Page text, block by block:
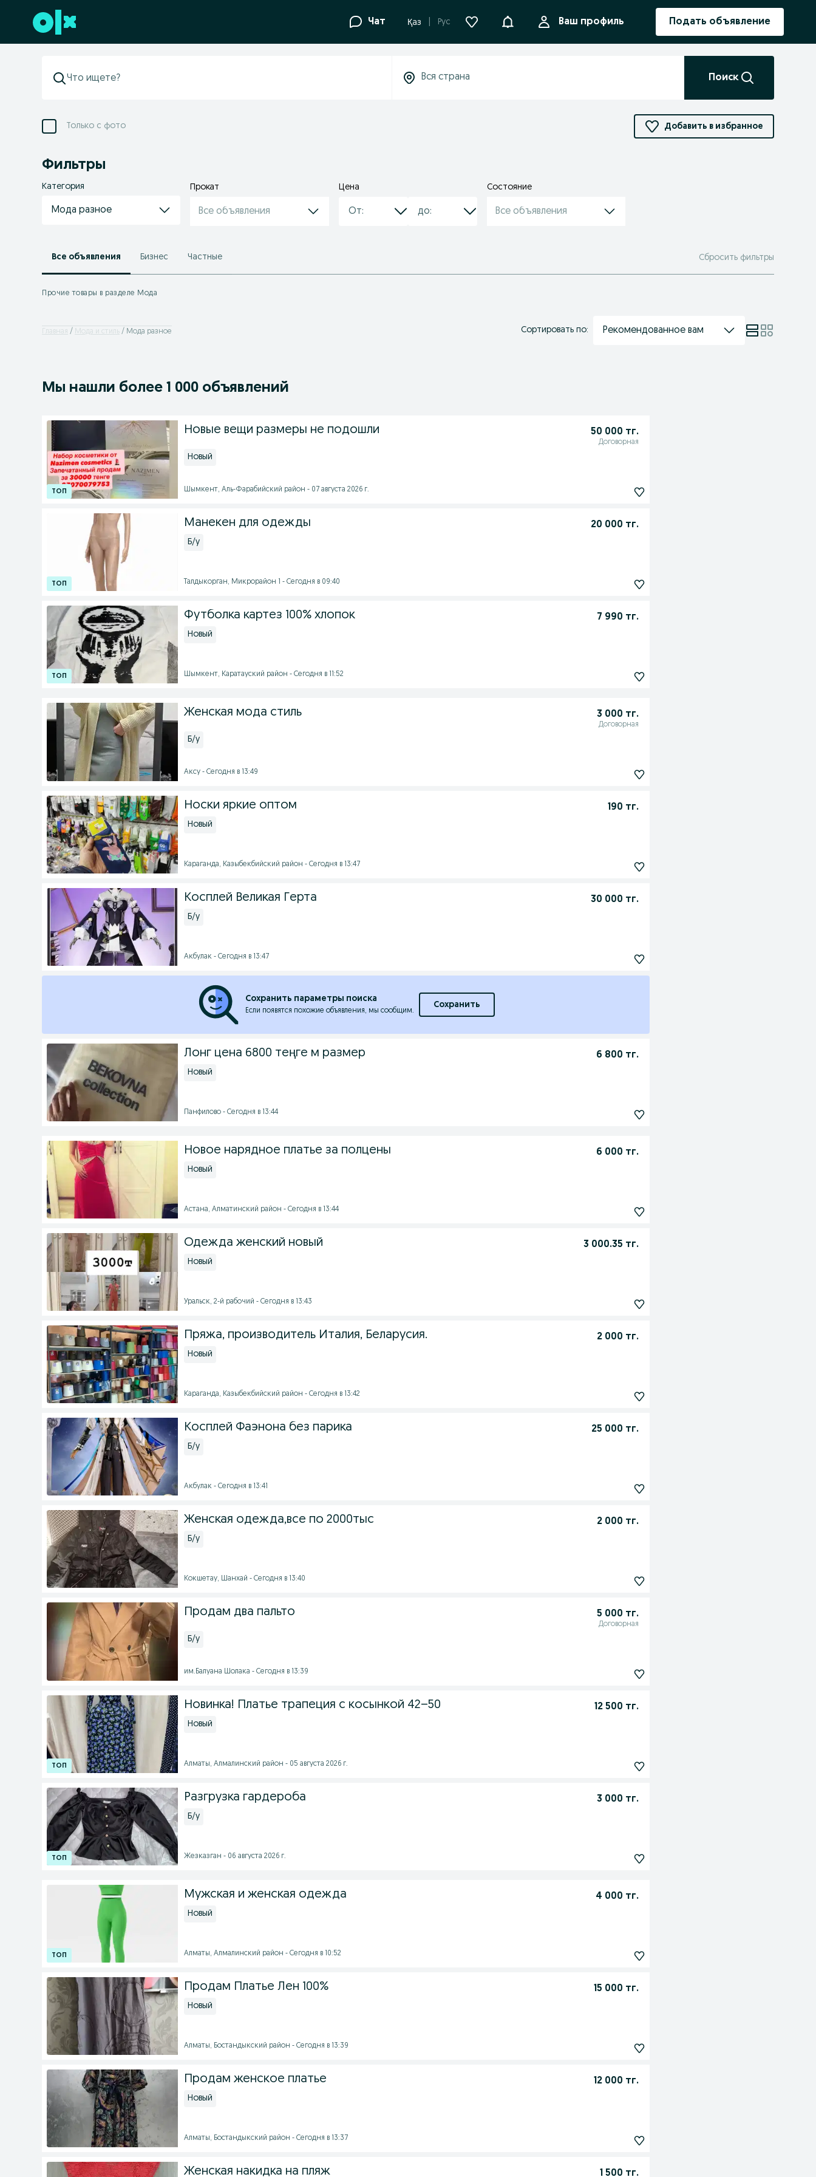
Перейти к нижнему колонтитулу Чат Қаз Рус УведомленияВаш профиль Подать объявление
Поиск
Только с фото Добавить в избранное
Фильтры
Категория
Мода разное
Прокат
Все объявления
Цена Состояние
Все объявления
Все объявления Бизнес Частные Сбросить фильтры
Прочие товары в разделе Мода
Главная Мода и стиль Мода разное Сортировать по: Рекомендованное вам
Мы нашли более 1 000 объявлений
Новые вещи размеры не подошли 50 000 тг.
Договорная
Новый
Шымкент, Аль-Фарабийский район - 07 августа 2026 г.
Манекен для одежды 20 000 тг.
Б/у
Талдыкорган, Микрорайон 1 - Сегодня в 09:40
Футболка картез 100% хлопок 7 990 тг.
Новый
Шымкент, Каратауский район - Сегодня в 11:52
Женская мода стиль 3 000 тг.
Договорная
Б/у
Аксу - Сегодня в 13:49
Носки яркие оптом 190 тг.
Новый
Караганда, Казыбекбийский район - Сегодня в 13:47
Косплей Великая Герта 30 000 тг.
Б/у
Акбулак - Сегодня в 13:47
Сохранить параметры поиска
Если появятся похожие объявления, мы сообщим.
Сохранить
Лонг цена 6800 теңге м размер 6 800 тг.
Новый
Панфилово - Сегодня в 13:44
Новое нарядное платье за полцены 6 000 тг.
Новый
Астана, Алматинский район - Сегодня в 13:44
Одежда женский новый 3 000.35 тг.
Новый
Уральск, 2-й рабочий - Сегодня в 13:43
Пряжа, производитель Италия, Беларусия. 2 000 тг.
Новый
Караганда, Казыбекбийский район - Сегодня в 13:42
Косплей Фаэнона без парика 25 000 тг.
Б/у
Акбулак - Сегодня в 13:41
Женская одежда,все по 2000тыс 2 000 тг.
Б/у
Кокшетау, Шанхай - Сегодня в 13:40
Продам два пальто 5 000 тг.
Договорная
Б/у
им.Балуана Шолака - Сегодня в 13:39
Новинка! Платье трапеция с косынкой 42–50 12 500 тг.
Новый
Алматы, Алмалинский район - 05 августа 2026 г.
Разгрузка гардероба 3 000 тг.
Б/у
Жезказган - 06 августа 2026 г.
Мужская и женская одежда 4 000 тг.
Новый
Алматы, Алмалинский район - Сегодня в 10:52
Продам Платье Лен 100% 15 000 тг.
Новый
Алматы, Бостандыкский район - Сегодня в 13:39
Продам женское платье 12 000 тг.
Новый
Алматы, Бостандыкский район - Сегодня в 13:37
Женская накидка на пляж 1 500 тг.